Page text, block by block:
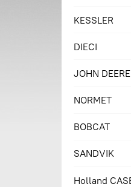
KESSLER
DIECI
JOHN DEERE
NORMET
BOBCAT
SANDVIK
Holland